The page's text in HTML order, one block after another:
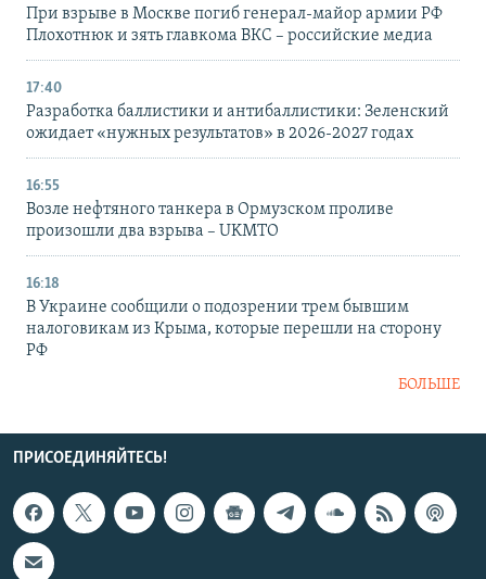
При взрыве в Москве погиб генерал-майор армии РФ
Плохотнюк и зять главкома ВКС – российские медиа
17:40
Разработка баллистики и антибаллистики: Зеленский
ожидает «нужных результатов» в 2026-2027 годах
16:55
Возле нефтяного танкера в Ормузском проливе
произошли два взрыва – UKMTO
16:18
В Украине сообщили о подозрении трем бывшим
налоговикам из Крыма, которые перешли на сторону
РФ
БОЛЬШЕ
ПРИСОЕДИНЯЙТЕСЬ!